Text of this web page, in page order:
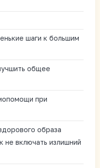
шаги к большим
общее
при
образа
не включать излишний